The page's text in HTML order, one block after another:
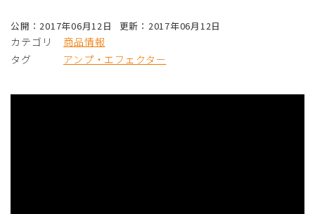
公開：2017年06月12日 更新：2017年06月12日
カテゴリ
商品情報
タグ
アンプ・エフェクター